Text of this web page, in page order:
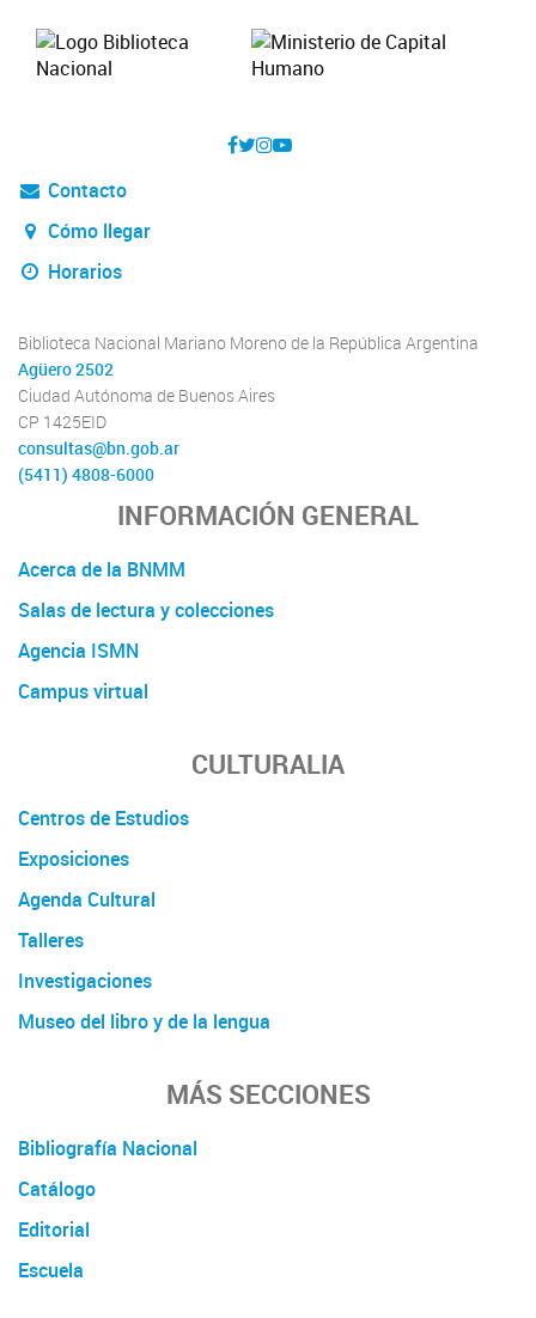
Contacto
Cómo llegar
Horarios
Biblioteca Nacional Mariano Moreno de la República Argentina
Agüero 2502
Ciudad Autónoma de Buenos Aires
CP 1425EID
consultas@bn.gob.ar
(5411) 4808-6000
INFORMACIÓN GENERAL
Acerca de la BNMM
Salas de lectura y colecciones
Agencia ISMN
Campus virtual
CULTURALIA
Centros de Estudios
Exposiciones
Agenda Cultural
Talleres
Investigaciones
Museo del libro y de la lengua
MÁS SECCIONES
Bibliografía Nacional
Catálogo
Editorial
Escuela